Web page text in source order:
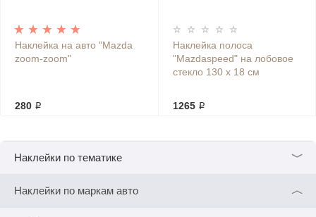
Наклейка на авто "Mazda
zoom-zoom"
280 ₽
Наклейка полоса
"Mazdaspeed" на лобовое
стекло 130 х 18 см
1265 ₽
Наклейки по тематике ﹀
Наклейки по маркам авто ︿